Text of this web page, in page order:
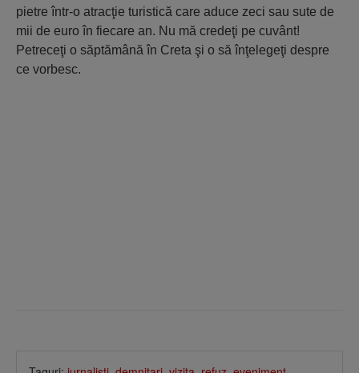
pietre într-o atracţie turistică care aduce zeci sau sute de
mii de euro în fiecare an. Nu mă credeţi pe cuvânt!
Petreceţi o săptămână în Creta şi o să înţelegeţi despre
ce vorbesc.